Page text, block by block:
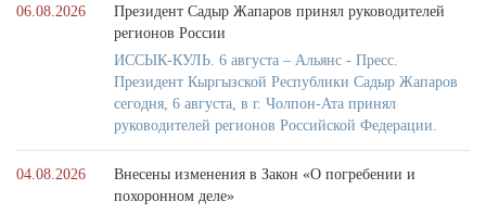
06.08.2026
Президент Садыр Жапаров принял руководителей
регионов России
ИССЫК-КУЛЬ. 6 августа – Альянс - Пресс.
Президент Кыргызской Республики Садыр Жапаров
сегодня, 6 августа, в г. Чолпон-Ата принял
руководителей регионов Российской Федерации.
04.08.2026
Внесены изменения в Закон «О погребении и
похоронном деле»